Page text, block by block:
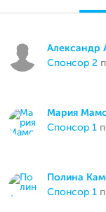
Александр
спонсор 2
Мария
спонсор 1
Полина
спонсор 1